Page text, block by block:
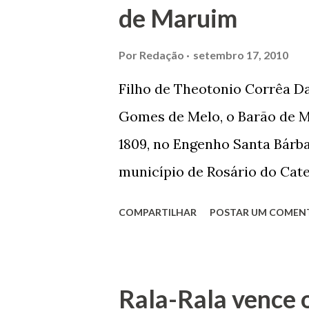
primeiro plano para auxiliar
garçon, dono de bar, de
incontáveis vezes que
normal em trocas de gorjetas
de Maruim
Por Redação setembro 17, 2010
Filho de Theotonio Corrêa
Gomes de Melo, o Barão de
1809, no Engenho Santa
município de Rosário do
COMPARTILHAR POSTAR UM
Rala-Rala vence